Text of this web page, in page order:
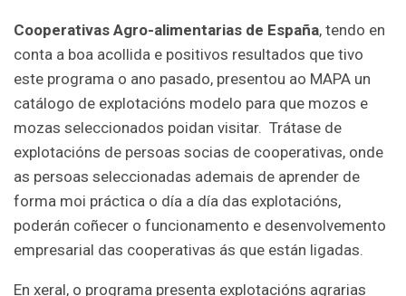
Cooperativas Agro-alimentarias de España, tendo en
conta a boa acollida e positivos resultados que tivo
este programa o ano pasado, presentou ao MAPA un
catálogo de explotacións modelo para que mozos e
mozas seleccionados poidan visitar. Trátase de
explotacións de persoas socias de cooperativas, onde
as persoas seleccionadas ademais de aprender de
forma moi práctica o día a día das explotacións,
poderán coñecer o funcionamento e desenvolvemento
empresarial das cooperativas ás que están ligadas.
En xeral, o programa presenta explotacións agrarias